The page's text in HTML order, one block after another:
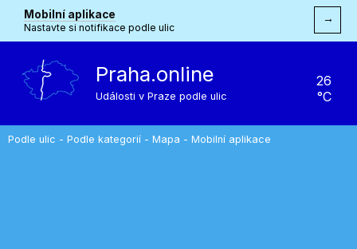
Mobilní aplikace
Nastavte si notifikace podle ulic
→
Praha.online
Události v Praze podle ulic
26
°C
Podle ulic - Podle kategorií - Mapa - Mobilní aplikace